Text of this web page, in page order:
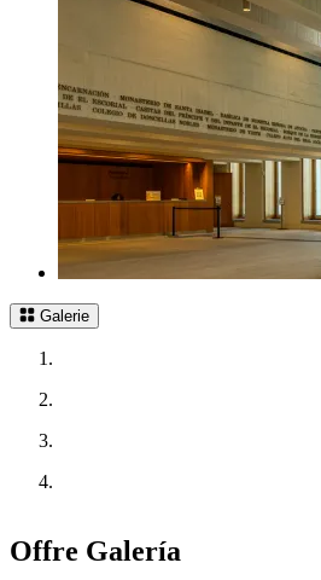
Galerie
Offre Galería